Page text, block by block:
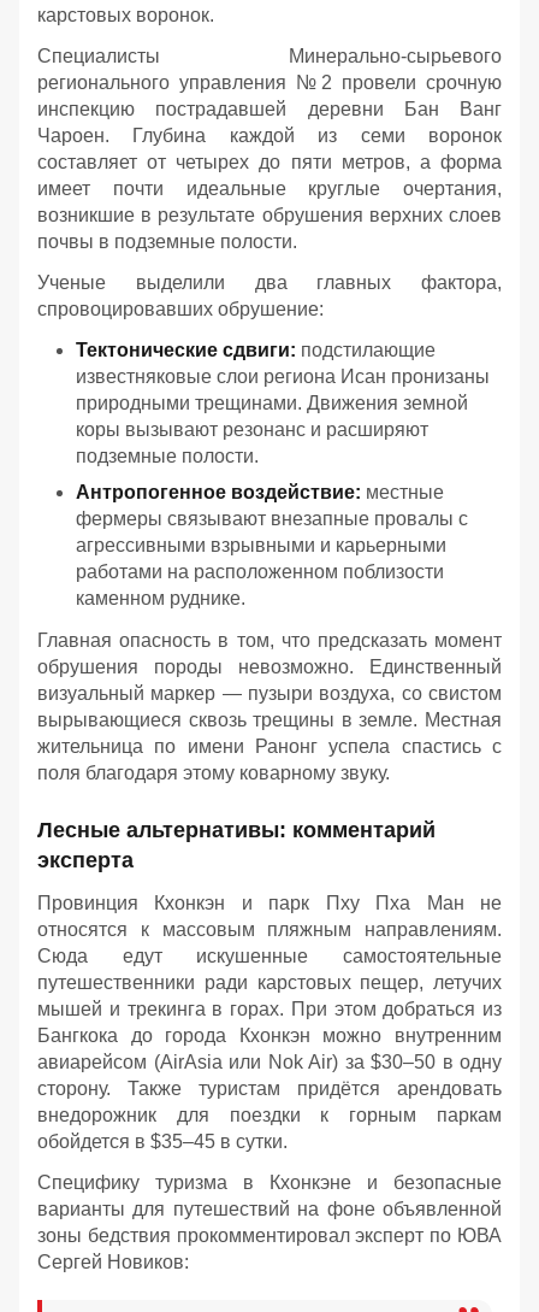
карстовых воронок.
Специалисты Минерально-сырьевого
регионального управления №2 провели срочную
инспекцию пострадавшей деревни Бан Ванг
Чароен. Глубина каждой из семи воронок
составляет от четырех до пяти метров, а форма
имеет почти идеальные круглые очертания,
возникшие в результате обрушения верхних слоев
почвы в подземные полости.
Ученые выделили два главных фактора,
спровоцировавших обрушение:
Тектонические сдвиги: подстилающие
известняковые слои региона Исан пронизаны
природными трещинами. Движения земной
коры вызывают резонанс и расширяют
подземные полости.
Антропогенное воздействие: местные
фермеры связывают внезапные провалы с
агрессивными взрывными и карьерными
работами на расположенном поблизости
каменном руднике.
Главная опасность в том, что предсказать момент
обрушения породы невозможно. Единственный
визуальный маркер — пузыри воздуха, со свистом
вырывающиеся сквозь трещины в земле. Местная
жительница по имени Ранонг успела спастись с
поля благодаря этому коварному звуку.
Лесные альтернативы: комментарий
эксперта
Провинция Кхонкэн и парк Пху Пха Ман не
относятся к массовым пляжным направлениям.
Сюда едут искушенные самостоятельные
путешественники ради карстовых пещер, летучих
мышей и трекинга в горах. При этом добраться из
Бангкока до города Кхонкэн можно внутренним
авиарейсом (AirAsia или Nok Air) за $30–50 в одну
сторону. Также туристам придётся арендовать
внедорожник для поездки к горным паркам
обойдется в $35–45 в сутки.
Специфику туризма в Кхонкэне и безопасные
варианты для путешествий на фоне объявленной
зоны бедствия прокомментировал эксперт по ЮВА
Сергей Новиков: